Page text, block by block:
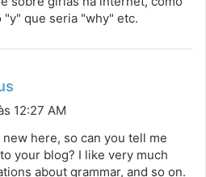
"y" que seria "why" etc.
i
s
e
12:27 AM
here, so can you tell me
your blog? I like very much
about grammar, and so on.